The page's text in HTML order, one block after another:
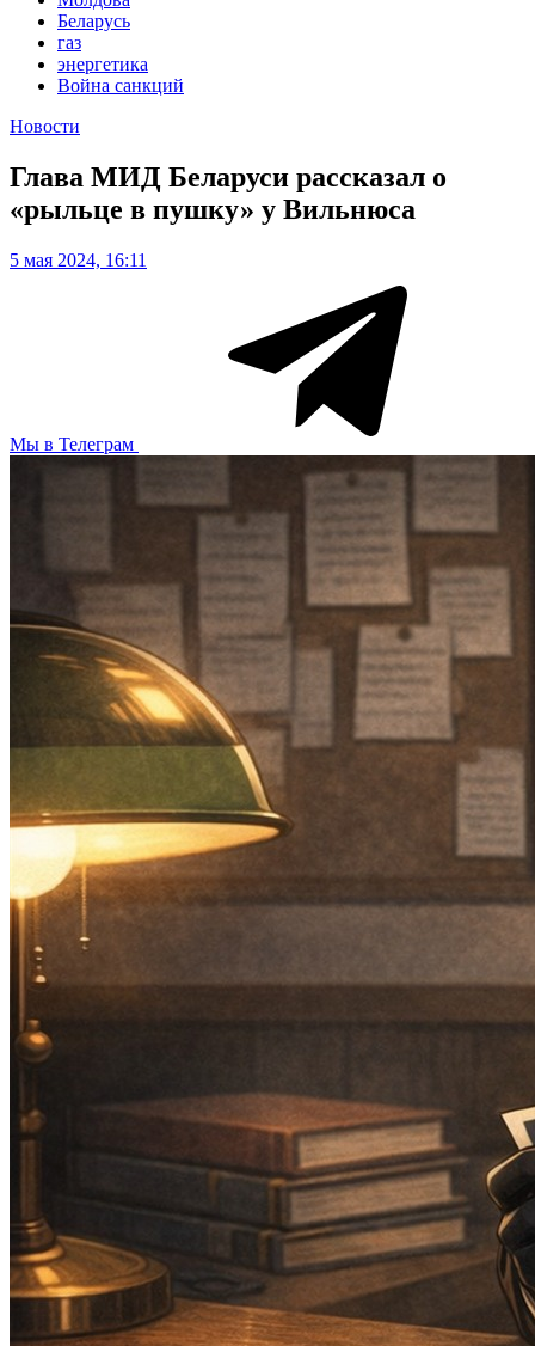
Беларусь
газ
энергетика
Война санкций
Новости
Глава МИД Беларуси рассказал о
«рыльце в пушку» у Вильнюса
5 мая 2024, 16:11
Мы в Телеграм